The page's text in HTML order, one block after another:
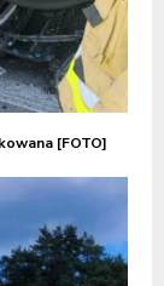
[FOTO]